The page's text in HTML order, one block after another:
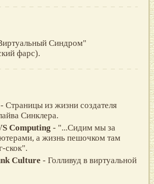
Синдpом"
фаpс).
- Страницы из жизни создателя
Синклера.
Computing - "...Сидим мы за
а жизнь пешочком там
скок".
Culture - Голливуд в виртуальной